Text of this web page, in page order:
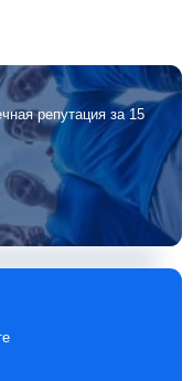
репутация за 15